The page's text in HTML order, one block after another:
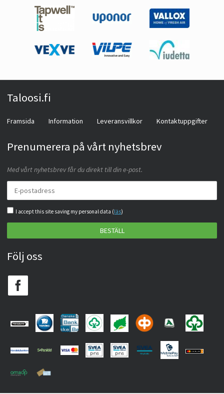
Taloosi.fi
Framsida Information Leveransvillkor Kontaktuppgifter
Prenumerera på vårt nyhetsbrev
Med vårt nyhetsbrev får du direkt till din e-post.
I accept this site saving my personal data (läs)
BESTÄLL
Följ oss